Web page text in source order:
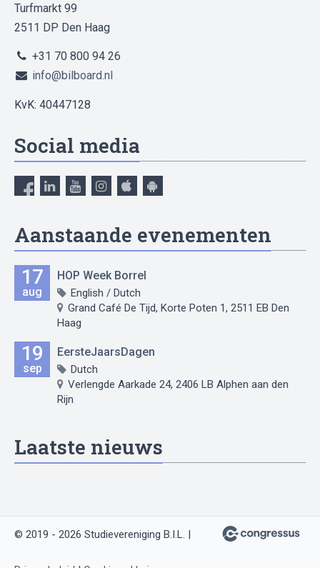
Turfmarkt 99
2511 DP Den Haag
+31 70 800 94 26
info@bilboard.nl
KvK: 40447128
Social media
Aanstaande evenementen
17
aug
HOP Week Borrel
English / Dutch
Grand Café De Tijd, Korte Poten 1, 2511 EB Den
Haag
19
sep
EersteJaarsDagen
Dutch
Verlengde Aarkade 24, 2406 LB Alphen aan den
Rijn
Laatste nieuws
© 2019 - 2026 Studievereniging B.I.L. |